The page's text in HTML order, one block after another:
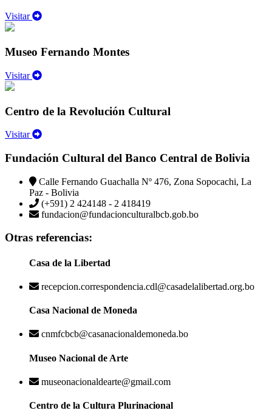
Visitar
Museo Fernando Montes
Visitar
Centro de la Revolución Cultural
Visitar
Fundación Cultural del Banco Central de Bolivia
Calle Fernando Guachalla Nº 476, Zona Sopocachi, La
Paz - Bolivia
(+591) 2 424148 - 2 418419
fundacion@fundacionculturalbcb.gob.bo
Otras referencias:
Casa de la Libertad
recepcion.correspondencia.cdl@casadelalibertad.org.bo
Casa Nacional de Moneda
cnmfcbcb@casanacionaldemoneda.bo
Museo Nacional de Arte
museonacionaldearte@gmail.com
Centro de la Cultura Plurinacional